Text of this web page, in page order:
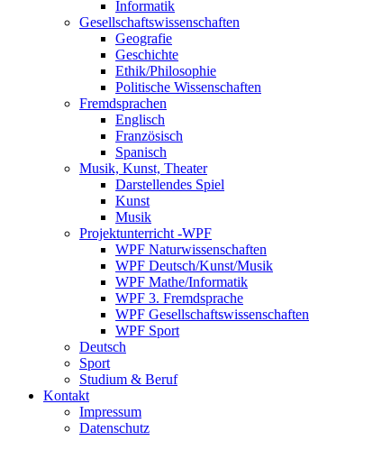
Informatik
Gesellschaftswissenschaften
Geografie
Geschichte
Ethik/Philosophie
Politische Wissenschaften
Fremdsprachen
Englisch
Französisch
Spanisch
Musik, Kunst, Theater
Darstellendes Spiel
Kunst
Musik
Projektunterricht -WPF
WPF Naturwissenschaften
WPF Deutsch/Kunst/Musik
WPF Mathe/Informatik
WPF 3. Fremdsprache
WPF Gesellschaftswissenschaften
WPF Sport
Deutsch
Sport
Studium & Beruf
Kontakt
Impressum
Datenschutz